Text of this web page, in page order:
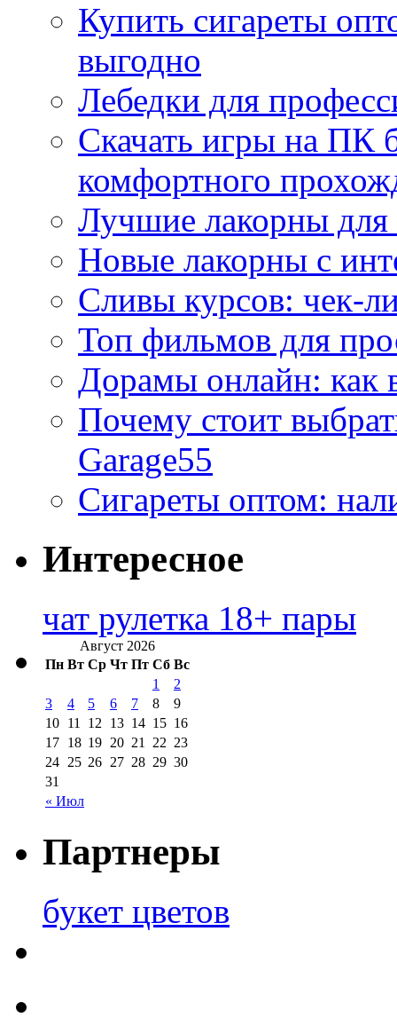
Купить сигареты
выгодно
Лебедки для
Скачать игры на ПК
комфортного
Лучшие лакорны для
Новые лакорны с
Сливы курсов: чек-
Топ фильмов для
Дорамы онлайн: как
Почему стоит
Garage55
Сигареты оптом:
Интересное
чат рулетка 18+ пары
Август 2026
Пн Вт Ср Чт Пт Сб Вс
« Июл
1
2
3
4 5 6 7 8
9
10 11 12 13 14 15 16
17 18 19 20 21 22 23
24 25 26 27 28 29 30
31
Партнеры
букет цветов